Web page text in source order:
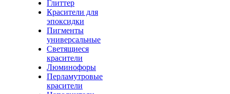
Глиттер
Красители для
эпоксидки
Пигменты
универсальные
Светящиеся
красители
Люминофоры
Перламутровые
красители